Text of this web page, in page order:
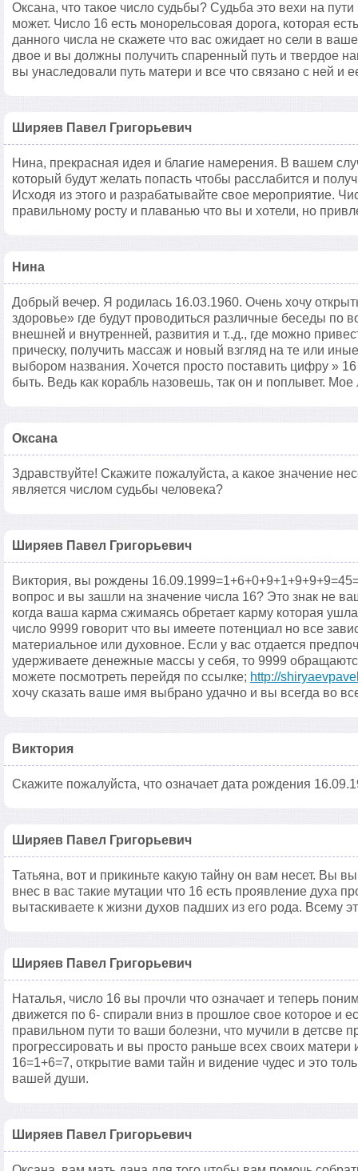
Оксана, что такое число судьбы? Судьба это вехи на
может. Число 16 есть монорельсовая дорога, которая
данного числа не скажете что вас ожидает но сели в
двое и вы должны получить спаренный путь и твердое
вы унаследовали путь матери и все что связано с ней и
Ширяев Павел Григорьевич
Нина, прекрасная идея и благие намерения. В вашем
который будут желать попасть чтобы расслабится и
Исходя из этого и разрабатывайте свое мероприятие.
правильному росту и плаванью что вы и хотели, но
Нина
Добрый вечер. Я родилась 16.03.1960. Очень хочу
здоровье» где будут проводиться различные беседы по
внешней и внутренней, развития и т..д., где можно
прическу, получить массаж и новый взгляд на те или
выбором названия. Хочется просто поставить цифру »
быть. Ведь как корабль назовешь, так он и поплывет.
Оксана
Здравствуйте! Скажите пожалуйста, а какое значение
является числом судьбы человека?
Ширяев Павел Григорьевич
Виктория, вы рождены
вопрос и вы зашли на значение числа 16? Это знак не
когда ваша карма сжимаясь обретает карму которая
число 9999 говорит что вы имеете потенциал но все
материальное или духовное. Если у вас отдается
удерживаете денежные массы у себя, то 9999
можете посмотреть перейдя по ссылке; http://
хочу сказать ваше имя выбрано удачно и вы всегда во
Виктория
Скажите пожалуйста, что означает дата рождения
Ширяев Павел Григорьевич
Татьяна, вот и прикиньте какую тайну он вам несет. Вы
внес в вас такие мутации что 16 есть проявление духа
вытаскиваете к жизни духов падших из его рода. Всему
Ширяев Павел Григорьевич
Наталья, число 16 вы прочли что означает и теперь
движется по 6- спирали вниз в прошлое свое которое и
правильном пути то ваши болезни, что мучили в детсве
прогрессировать и вы просто раньше всех своих матери
16=1+6=7, открытие вами тайн и видение чудес и это
вашей души.
Ширяев Павел Григорьевич